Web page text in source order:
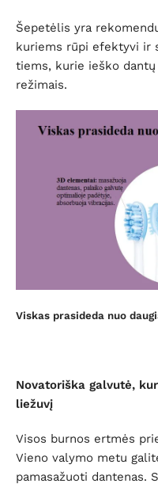
Šepetėlis yra
kuriems rūpi efektyvi ir
tiems, kurie ieško
režimais.
Viskas prasideda nuo
Novatoriška galvutė,
liežuvį
Visos burnos ertmės
Vieno valymo metu
pamasažuoti dantenas.